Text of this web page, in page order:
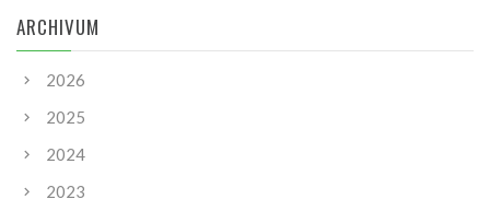
ARCHIVUM
2026
2025
2024
2023